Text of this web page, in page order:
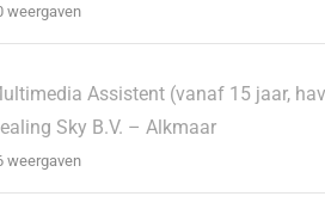
weergaven
Assistent (vanaf 15 jaar,
Sky B.V. – Alkmaar
weergaven